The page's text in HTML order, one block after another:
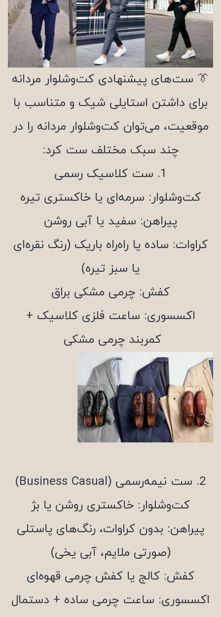
👔 ست‌های پیشنهادی کت‌وشلوار مردانه
برای داشتن استایلی شیک و متناسب با
موقعیت، می‌توان کت‌وشلوار مردانه را در
چند سبک مختلف ست کرد:
1. ست کلاسیک رسمی
کت‌وشلوار: سرمه‌ای یا خاکستری تیره
پیراهن: سفید یا آبی روشن
کراوات: ساده یا راه‌راه باریک (رنگ نقره‌ای
یا سبز تیره)
کفش: چرمی مشکی براق
اکسسوری: ساعت فلزی کلاسیک +
کمربند چرمی مشکی
2. ست نیمه‌رسمی (Business Casual)
کت‌وشلوار: خاکستری روشن یا بژ
پیراهن: بدون کراوات، رنگ‌های پاستلی
(صورتی ملایم، آبی یخی)
کفش: کالج یا کفش چرمی قهوه‌ای
اکسسوری: ساعت چرمی ساده + دستمال